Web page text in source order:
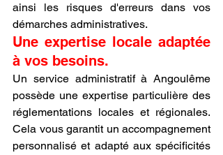
ainsi les risques d'erreurs dans vos
démarches administratives.
Une expertise locale adaptée
à vos besoins.
Un service administratif à Angoulême
possède une expertise particulière des
réglementations locales et régionales.
Cela vous garantit un accompagnement
personnalisé et adapté aux spécificités